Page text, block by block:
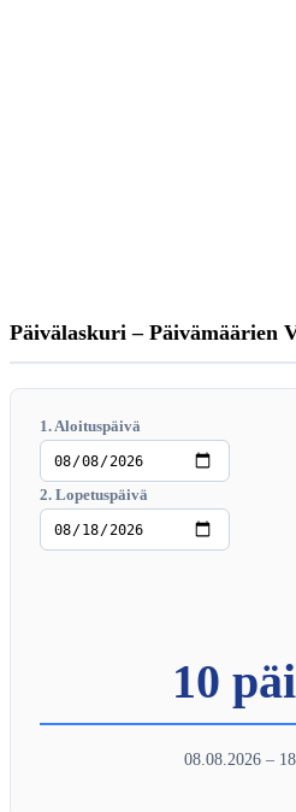
Päivälaskuri – Päivämäärien
1. Aloituspäivä
2. Lopetuspäivä
10
08.08.2026 –